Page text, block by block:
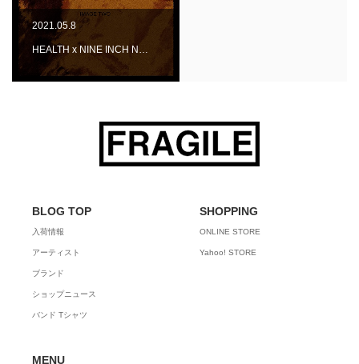
2021.05.8
HEALTH x NINE INCH N…
BLOG TOP
入荷情報
アーティスト
ブランド
ショップニュース
バンド Tシャツ
SHOPPING
ONLINE STORE
Yahoo! STORE
MENU